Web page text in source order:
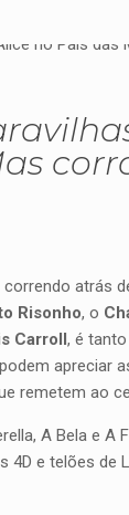
atrás
Risonho, o
Carroll, é
apreciar
remetem ao
A Bela e A
4D e telões de